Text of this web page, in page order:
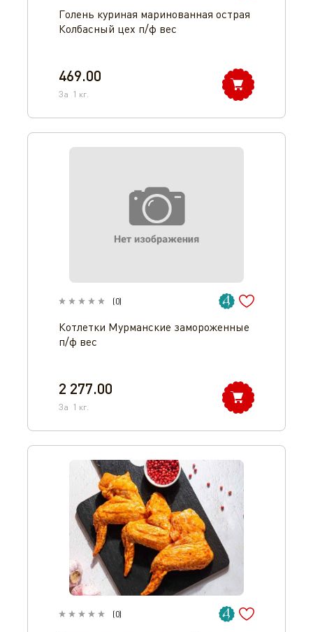
Голень куриная маринованная острая
Колбасный цех п/ф вес
469.00
За 1 кг.
(0)
Котлетки Мурманские замороженные
п/ф вес
2 277.00
За 1 кг.
(0)